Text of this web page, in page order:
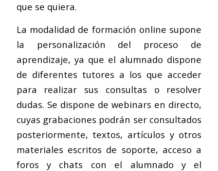
que se quiera.
La modalidad de formación online supone
la personalización del proceso de
aprendizaje, ya que el alumnado dispone
de diferentes tutores a los que acceder
para realizar sus consultas o resolver
dudas. Se dispone de webinars en directo,
cuyas grabaciones podrán ser consultados
posteriormente, textos, artículos y otros
materiales escritos de soporte, acceso a
foros y chats con el alumnado y el